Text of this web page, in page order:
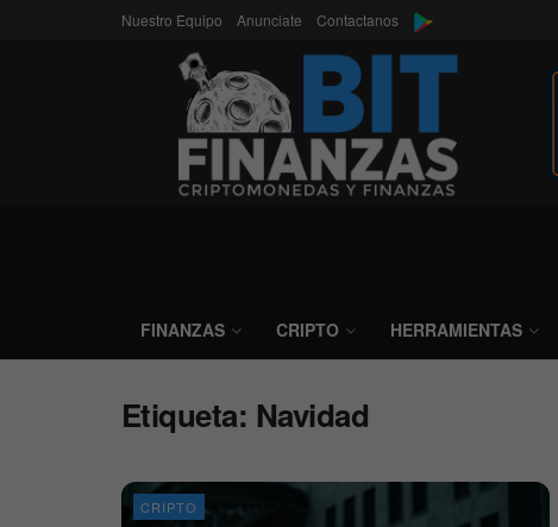
Nuestro Equipo Anunciate Contactanos
FINANZAS CRIPTO HERRAMIENTAS
Etiqueta: Navidad
CRIPTO